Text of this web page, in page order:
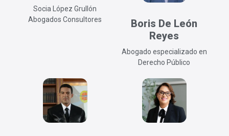
Socia López Grullón
Abogados Consultores
Boris De León
Reyes
Abogado especializado en
Derecho Público